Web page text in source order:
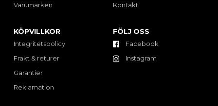
Varumärken
Kontakt
KÖPVILLKOR
Integritetspolicy
Frakt & returer
Garantier
Reklamation
FÖLJ OSS
Facebook
Instagram